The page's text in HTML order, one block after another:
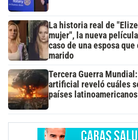
La historia real de
mujer", la nueva
caso de una esposa
marido
Tercera Guerra
artificial reveló cuáles
países